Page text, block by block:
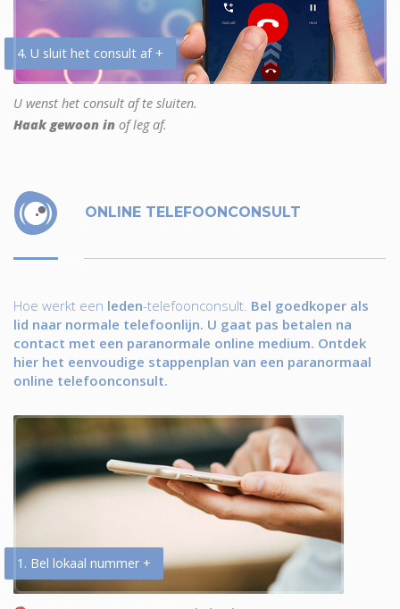
4. U sluit het consult af +
U wenst het consult af te sluiten.
Haak gewoon in of leg af.
ONLINE TELEFOONCONSULT
Hoe werkt een leden-telefoonconsult. Bel goedkoper als
lid naar normale telefoonlijn. U gaat pas betalen na
contact met een paranormale online medium. Ontdek
hier het eenvoudige stappenplan van een paranormaal
online telefoonconsult.
1. Bel lokaal nummer +